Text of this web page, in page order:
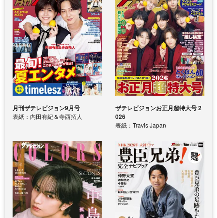
月刊ザテレビジョン9月号
表紙：内田有紀＆寺西拓人
ザテレビジョンお正月超特大号 2
026
表紙：Travis Japan